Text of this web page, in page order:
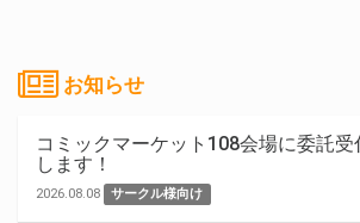
お知らせ
コミックマーケット108会場に委託
します！
2026.08.08 サークル様向け